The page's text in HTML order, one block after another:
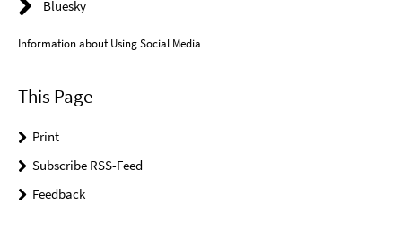
Bluesky
Information about Using Social Media
This Page
Print
Subscribe RSS-Feed
Feedback